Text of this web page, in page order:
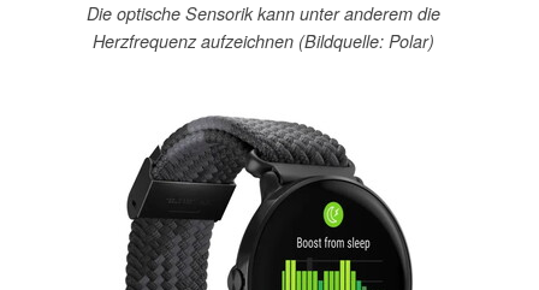
Die optische Sensorik kann unter anderem die
Herzfrequenz aufzeichnen (Bildquelle: Polar)